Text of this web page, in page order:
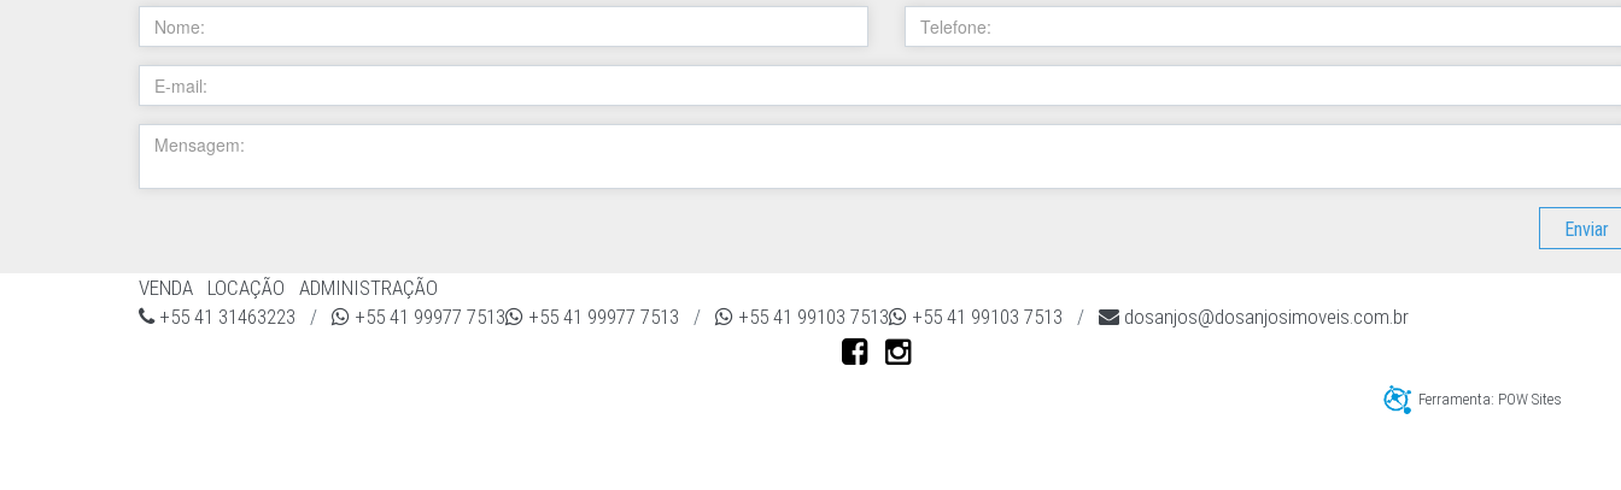
Enviar
VENDA LOCAÇÃO
ADMINISTRAÇÃO
+55 41 31463223 / +55 41 99977 7513 +55 41 99977 7513 / +55 41 99103 7513 +55 41 99103 7513 / dosanjos@dosanjosimoveis.com.br
Ferramenta: POW Sites